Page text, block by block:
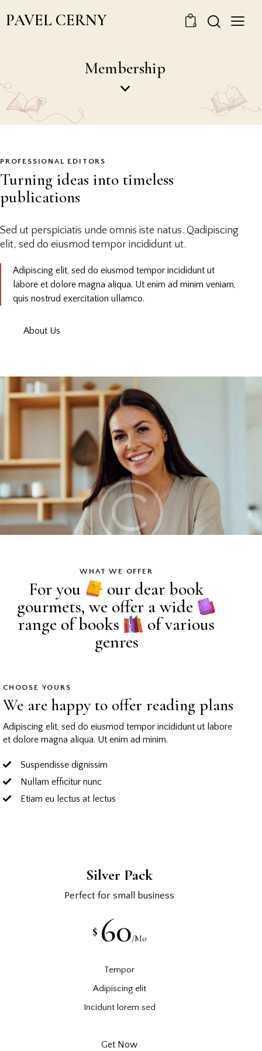
PAVEL CERNY 0
Membership
PROFESSIONAL EDITORS
Turning ideas into timeless
publications
Sed ut perspiciatis unde omnis iste natus. Qadipiscing
elit, sed do eiusmod tempor incididunt ut.
Adipiscing elit, sed do eiusmod tempor incididunt ut
labore et dolore magna aliqua. Ut enim ad minim veniam,
quis nostrud exercitation ullamco.
About Us
WHAT WE OFFER
For you
our dear book
gourmets, we offer a wide
range of books
of various
genres
Silver Pack
Perfect for small business
$ 60/Mo
Tempor
Adipiscing elit
Incidunt lorem sed
Get Now
CHOOSE YOURS
We are happy to offer reading plans
Adipiscing elit, sed do eiusmod tempor incididunt ut labore
et dolore magna aliqua. Ut enim ad minim.
Suspendisse dignissim
Nullam efficitur nunc
Etiam eu lectus at lectus